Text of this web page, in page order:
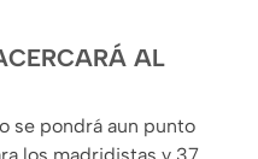
AL
se pondrá aun punto